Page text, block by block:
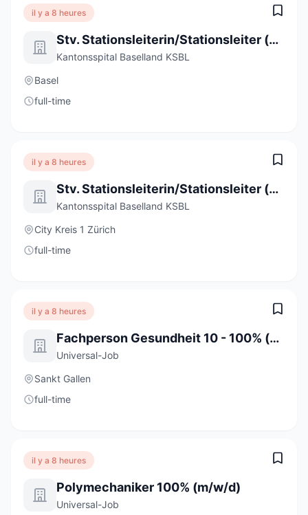
il y a 8 heures
Stv. Stationsleiterin/Stationsleiter (a) 80-100%
Kantonsspital Baselland KSBL
Basel
full-time
il y a 8 heures
Stv. Stationsleiterin/Stationsleiter (a) 80-100%
Kantonsspital Baselland KSBL
City Kreis 1 Zürich
full-time
il y a 8 heures
Fachperson Gesundheit 10 - 100% (m/w/d)
Universal-Job
Sankt Gallen
full-time
il y a 8 heures
Polymechaniker 100% (m/w/d)
Universal-Job